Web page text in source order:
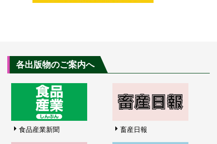
各出版物のご案内へ
食品産業新聞 畜産日報